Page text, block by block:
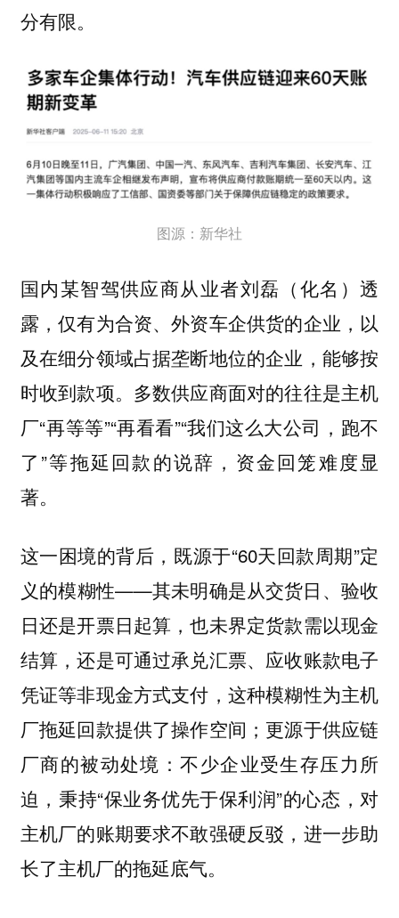
分有限。
图源：新华社
国内某智驾供应商从业者刘磊（化名）透
露，仅有为合资、外资车企供货的企业，以
及在细分领域占据垄断地位的企业，能够按
时收到款项。多数供应商面对的往往是主机
厂“再等等”“再看看”“我们这么大公司，跑不
了”等拖延回款的说辞，资金回笼难度显
著。
这一困境的背后，既源于“60天回款周期”定
义的模糊性——其未明确是从交货日、验收
日还是开票日起算，也未界定货款需以现金
结算，还是可通过承兑汇票、应收账款电子
凭证等非现金方式支付，这种模糊性为主机
厂拖延回款提供了操作空间；更源于供应链
厂商的被动处境：不少企业受生存压力所
迫，秉持“保业务优先于保利润”的心态，对
主机厂的账期要求不敢强硬反驳，进一步助
长了主机厂的拖延底气。